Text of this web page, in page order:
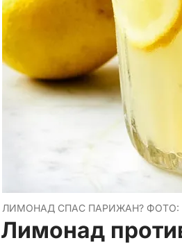
ЛИМОНАД СПАС ПАРИЖАН? ФОТО:
Лимонад